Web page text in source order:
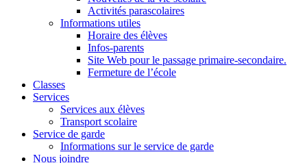
Activités parascolaires
Informations utiles
Horaire des élèves
Infos-parents
Site Web pour le passage primaire-secondaire.
Fermeture de l’école
Classes
Services
Services aux élèves
Transport scolaire
Service de garde
Informations sur le service de garde
Nous joindre